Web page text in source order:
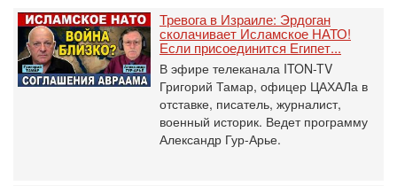
Тревога в Израиле: Эрдоган
сколачивает Исламское НАТО!
Если присоединится Египет...
В эфире телеканала ITON-TV
Григорий Тамар, офицер ЦАХАЛа в
отставке, писатель, журналист,
военный историк. Ведет программу
Александр Гур-Арье.